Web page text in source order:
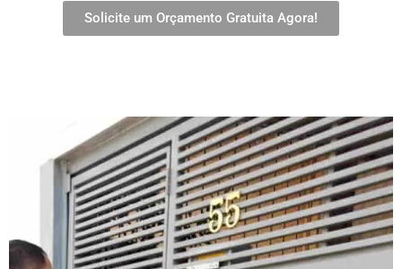
Solicite um Orçamento Gratuita Agora!